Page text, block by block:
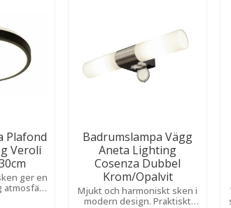
Plafond
Veroli
ger en
atmosfär.
Badrumslampa Vägg
Aneta Lighting
Cosenza Dubbel
Krom/Opalvit
Mjukt och harmoniskt sken i
modern design. Praktiskt